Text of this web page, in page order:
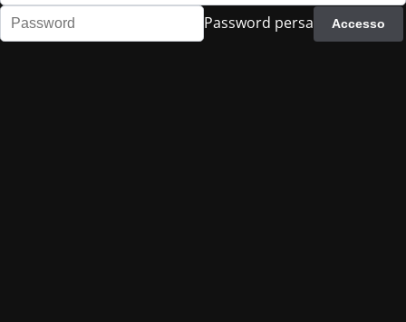
Password persa